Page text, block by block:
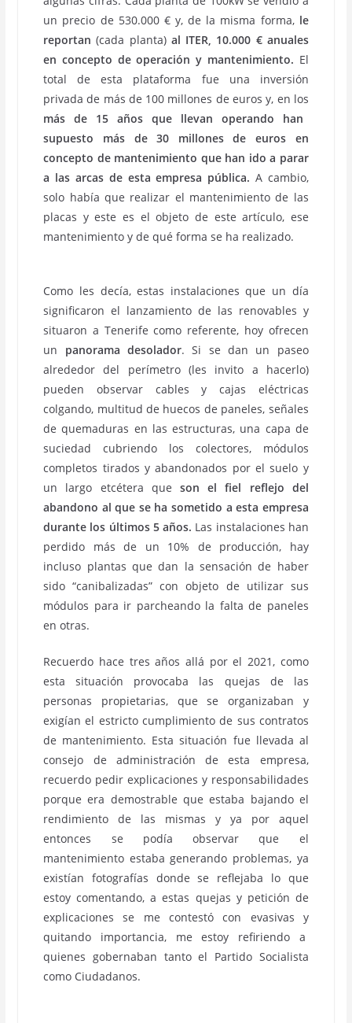
un precio de 530.000 € y, de la misma forma, le
reportan(cada planta)al ITER, 10.000 € anuales
en concepto de operación y mantenimiento. El
total de esta plataforma fue una inversión
privada de más de 100 millones de euros y, en los
más de 15 años que llevan operando han
supuesto
más de 30 millones de euros en
concepto de mantenimiento que han ido a parar
a las arcas de esta empresa pública. A cambio,
solo había que realizar el mantenimiento de las
placas y este es el objeto de este artículo, ese
mantenimiento y de qué forma se ha realizado.
Como les decía, estas instalaciones que un día
significaron el lanzamiento de las renovables y
situaron a Tenerife como referente, hoy ofrecen
un panorama desolador. Si se dan un paseo
alrededor del perímetro (les invito a hacerlo)
pueden observar cables y cajas eléctricas
colgando, multitud de huecos de paneles, señales
de quemaduras en las estructuras, una capa de
suciedad cubriendo los colectores, módulos
completos tirados y abandonados por el suelo y
un largo etcétera que son el fiel reflejo del
abandono al que se ha sometido a esta empresa
durante los últimos 5 años. Las instalaciones han
perdido más de un 10% de producción, hay
incluso plantas que dan la sensación de haber
sido “canibalizadas” con objeto de utilizar sus
módulos para ir parcheando la falta de paneles
en otras.
Recuerdo hace tres años allá por el 2021, como
esta situación provocaba las quejas de las
personas propietarias, que se organizaban y
exigían el estricto cumplimiento de sus contratos
de mantenimiento. Esta situación fue llevada al
consejo de administración de esta empresa,
recuerdo pedir explicaciones y responsabilidades
porque era demostrable que estaba bajando el
rendimiento de las mismas y ya por aquel
entonces se podía observar que el
mantenimiento estaba generando problemas, ya
existían fotografías donde se reflejaba lo que
estoy comentando, a estas quejas y petición de
explicaciones se me contestó con evasivas y
quitando importancia, me estoy refiriendo a
quienes gobernaban tanto el Partido Socialista
como Ciudadanos.